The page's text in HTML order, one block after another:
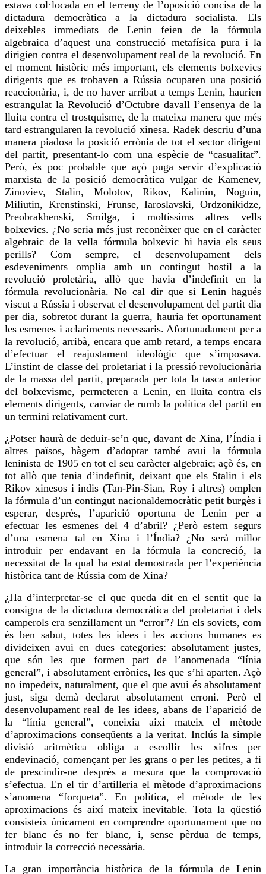
estava col·locada en el terreny de l’oposició concisa de la
dictadura democràtica a la dictadura socialista. Els
deixebles immediats de Lenin feien de la fórmula
algebraica d’aquest una construcció metafísica pura i la
dirigien contra el desenvolupament real de la revolució. En
el moment històric més important, els elements bolxevics
dirigents que es trobaven a Rússia ocuparen una posició
reaccionària, i, de no haver arribat a temps Lenin, haurien
estrangulat la Revolució d’Octubre davalll’ensenya de la
lluita contra el trostquisme, de la mateixa manera que més
tard estrangularen la revolució xinesa. Radek descriu d’una
manera piadosa la posició errònia de tot el sector dirigent
del partit,presentant-lo com una espècie de “casualitat”.
Però, és poc probable que açò puga servir d’explicació
marxista de la posició democràtica vulgar de Kamenev,
Zinoviev, Stalin, Molotov, Rikov, Kalinin, Noguin,
Miliutin, Krenstinski, Frunse,Iaroslavski, Ordzonikidze,
Preobrakhenski, Smilga, i moltíssims altres vells
bolxevics. ¿No seria més just reconèixer que en el caràcter
algebraic de la vella fórmulabolxevic hi havia els seus
perills? Com sempre, el desenvolupament dels
esdeveniments omplia amb un contingut hostil a la
revolució proletària,allò que havia d’indefinit en la
fórmula revolucionària. No cal dir que si Lenin hagués
viscut a Rússia i observat el desenvolupament del partit dia
per dia, sobretot durant la guerra, hauria fet oportunament
les esmenes i aclariments necessaris. Afortunadament per a
la revolució, arribà, encara que amb retard, a temps encara
d’efectuar el reajustament ideològic que s’imposava.
L’instint de classe del proletariat i la pressió revolucionària
de la massa del partit, preparada per tota la tasca anterior
del bolxevisme, permeteren a Lenin, en lluita contra els
elements dirigents, canviar de rumb la política del partit en
un termini relativament curt.
¿Potser haurà de deduir-se’n que, davant de Xina, l’Índia i
altres països, hàgem d’adoptar també avui la fórmula
leninista de 1905 en tot el seu caràcter algebraic; açò és, en
tot allò que tenia d’indefinit, deixant que els Stalin i els
Rikov xinesos i indis (Tan-Pin-Sian, Roy i altres) omplen
la fórmula d’un contingut nacionaldemocràtic petit burgès i
esperar, després, l’aparició oportuna de Lenin per a
efectuar les esmenes del 4 d’abril? ¿Però estem segurs
d’una esmena tal en Xina i l’Índia? ¿No serà millor
introduir per endavant en la fórmula la concreció, la
necessitat de la qual ha estat demostrada per l’experiència
històrica tant de Rússia com de Xina?
¿Ha d’interpretar-se el que queda dit en el sentit que la
consigna de la dictadura democràtica del proletariat i dels
camperols era senzillament un “error”? En els soviets, com
és ben sabut, totes les idees i les accions humanes es
divideixen avui en dues categories: absolutament justes,
que són les que formen part de l’anomenada “línia
general”, i absolutament errònies, les que s’hi aparten. Açò
no impedeix, naturalment, que el que avui és absolutament
just, siga demàdeclarat absolutament erroni. Però el
desenvolupament real de les idees, abans de l’aparició de
la “línia general”, coneixia així mateix el mètode
d’aproximacions conseqüents a la veritat. Inclús la simple
divisió aritmètica obliga a escollir les xifres per
endevinació, començant per les grans o per les petites, a fi
de prescindir-ne després a mesura que la comprovació
s’efectua. En el tir d’artilleria el mètode d’aproximacions
s’anomena “forqueta”. En política, el mètode de les
aproximacions és així mateix inevitable. Tota la qüestió
consisteix únicament en comprendre oportunament que no
fer blanc és no fer blanc, i, sense pèrdua de temps,
introduir la correcció necessària.
La gran importància històrica de la fórmula de Lenin